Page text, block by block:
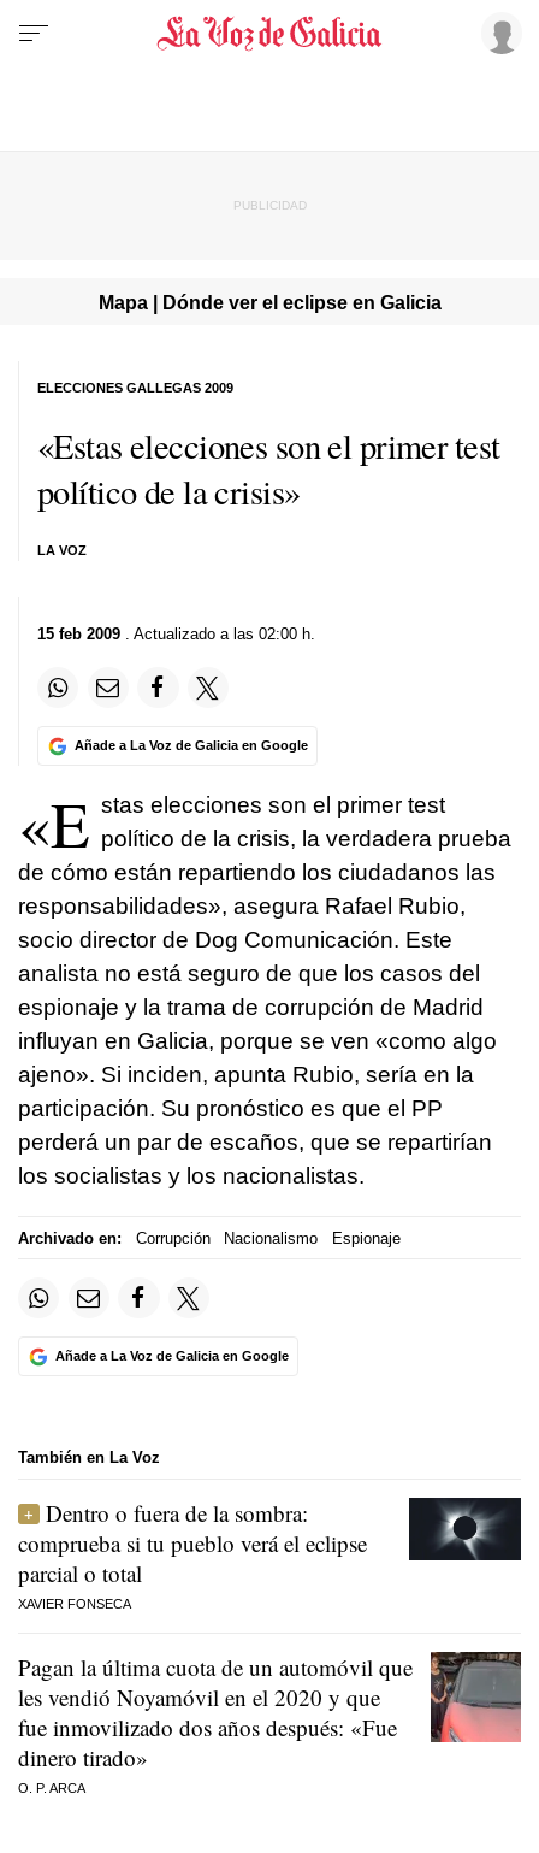
Mapa | Dónde ver el eclipse en Galicia
«Estas elecciones son el primer test
político de la crisis»
LA VOZ
ELECCIONES GALLEGAS 2009
15 feb 2009 . Actualizado a las 02:00 h.
Añade a La Voz de Galicia en Google
«E stas elecciones son el primer test
político de la crisis, la verdadera prueba
de cómo están repartiendo los ciudadanos las
responsabilidades», asegura Rafael Rubio,
socio director de Dog Comunicación. Este
analista no está seguro de que los casos del
espionaje y la trama de corrupción de Madrid
influyan en Galicia, porque se ven «como algo
ajeno». Si inciden, apunta Rubio, sería en la
participación. Su pronóstico es que el PP
perderá un par de escaños, que se repartirían
los socialistas y los nacionalistas.
Archivado en: Corrupción Nacionalismo Espionaje
Añade a La Voz de Galicia en Google
También en La Voz
Dentro o fuera de la sombra:
comprueba si tu pueblo verá el eclipse
parcial o total
XAVIER FONSECA
Pagan la última cuota de un automóvil que
les vendió Noyamóvil en el 2020 y que
fue inmovilizado dos años después: «Fue
dinero tirado»
O. P. ARCA